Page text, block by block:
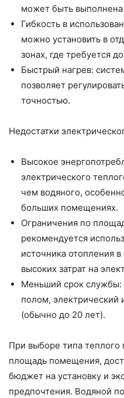
может быть выполнена
Гибкость в
можно установить в
зонах, где требуется
Быстрый нагрев:
позволяет
точностью.
Недостатки
Высокое
электрического
чем водяного,
больших помещениях.
Ограничения по
рекомендуется
источника отопления
высоких затрат на
Меньший срок службы:
полом,
(обычно до 20 лет).
При выборе типа теплого
площадь помещения,
бюджет на установку и
предпочтения. Водяной